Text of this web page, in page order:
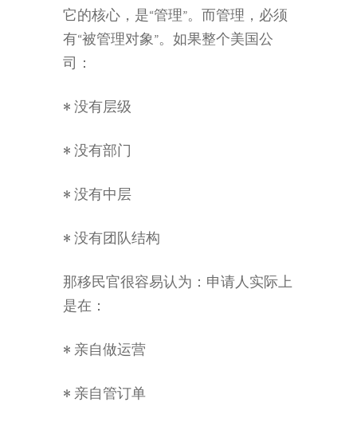
它的核心，是“管理”。而管理，必须
有“被管理对象”。如果整个美国公
司：
• 没有层级
• 没有部门
• 没有中层
• 没有团队结构
那移民官很容易认为：申请人实际上
是在：
• 亲自做运营
• 亲自管订单